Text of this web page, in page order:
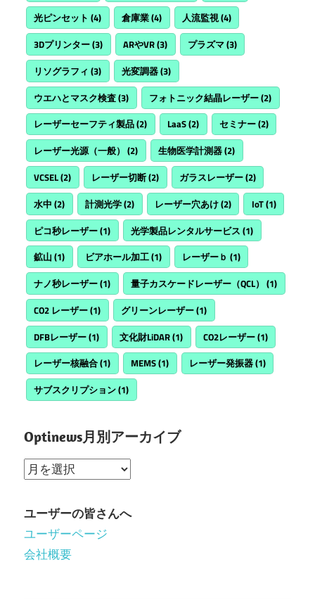
光ピンセット (4) 倉庫業(4) 人流監視(4)
3Dプリンター(3) ARやVR(3) プラズマ(3)
リソグラフィ (3) 光変調器(3)
ウエハとマスク検査(3) フォトニック結晶レーザー(2)
レーザーセーフティ製品(2) LaaS(2) セミナー(2)
レーザー光源（一般） (2) 生物医学計測器(2)
VCSEL(2) レーザー切断(2) ガラスレーザー(2)
水中 (2) 計測光学(2) レーザー穴あけ(2) IoT(1)
ピコ秒レーザー(1) 光学製品レンタルサービス (1)
鉱山 (1) ビアホール加工(1) レーザーｂ (1)
ナノ秒レーザー(1) 量子カスケードレーザー（QCL） (1)
CO2 レーザー(1) グリーンレーザー(1)
DFBレーザー(1) 文化財LiDAR(1) CO2レーザー(1)
レーザー核融合(1) MEMS(1) レーザー発振器(1)
サブスクリプション(1)
Optinews月別アーカイブ
Optinews
別
ア
ー
ユーザーの皆さんへ
ユーザーページ
会社概要